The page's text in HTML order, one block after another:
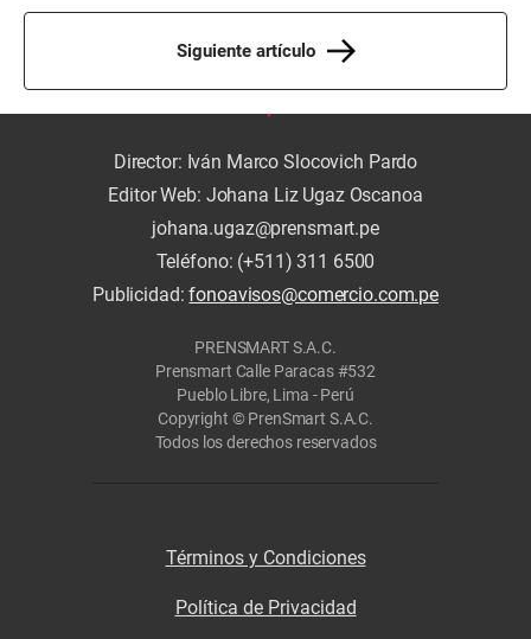
Siguiente artículo
Director: Iván Marco Slocovich Pardo
Editor Web: Johana Liz Ugaz Oscanoa
johana.ugaz@prensmart.pe
Teléfono: (+511) 311 6500
Publicidad:fonoavisos@comercio.com.pe
PRENSMART S.A.C.
Prensmart Calle Paracas #532
Pueblo Libre, Lima - Perú
Copyright © PrenSmart S.A.C.
Todos los derechos reservados
Términos y Condiciones
Política de Privacidad